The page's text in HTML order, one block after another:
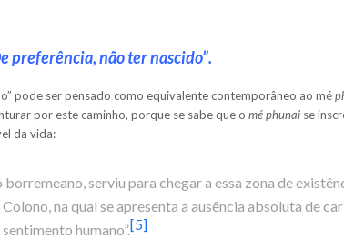
preferência, não ter nascido”.
pode ser pensado como equivalente contemporâneo ao mé
por este caminho, porque se sabe que o mé phunai se
da vida:
borremeano, serviu para chegar a essa zona de
na qual se apresenta a ausência absoluta de
humano”.[5]